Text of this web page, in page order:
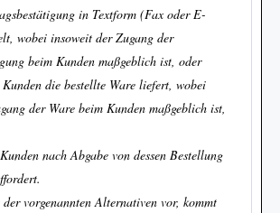
in Textform (Fax oder E-
wobei insoweit der Zugang der
beim Kunden maßgeblich ist, oder
die bestellte Ware liefert, wobei
der Ware beim Kunden maßgeblich ist,
nach Abgabe von dessen Bestellung
der vorgenannten Alternativen vor, kommt